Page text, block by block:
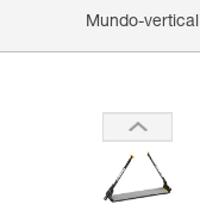
Mundo-vertical